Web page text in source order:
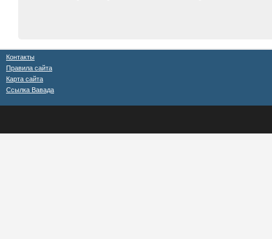
Контакты
Правила сайта
Карта сайта
Ссылка Вавада